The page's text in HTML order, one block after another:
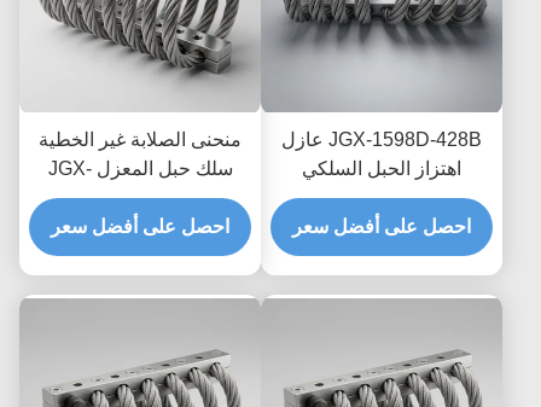
JGX-1598D-428B عازل
اهتزاز الحبل السلكي
الفطري المقاوم للغسل
الكيميائي عازل الفولاذ
المقاوم للصدأ
احصل على أفضل سعر
منحنى الصلابة غير الخطية
سلك حبل المعزل JGX-
2228D-665B حامل معدني
بالكامل صديق للبيئة
للمعدات الصناعية
احصل على أفضل سعر